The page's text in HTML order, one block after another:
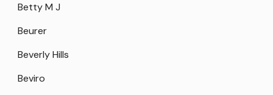
Betty M J
Beurer
Beverly Hills
Beviro